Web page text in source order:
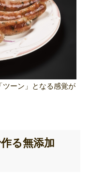
ーン」となる感覚が
る無添加